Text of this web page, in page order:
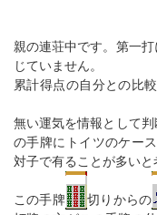
親の連荘中です。第一打
じていません。
累計得点の自分との比
無い運気を情報として
の手牌にトイツのケー
対子で有ることが多いと
この手牌 切りからの